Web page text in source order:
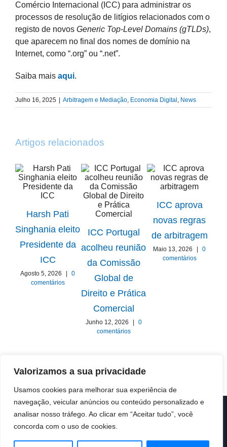
Valorizamos a sua privacidade
Usamos cookies para melhorar sua experiência de
navegação, veicular anúncios ou conteúdo personalizado e
analisar nosso tráfego. Ao clicar em “Aceitar tudo”, você
concorda com o uso de cookies.
Comércio Internacional (ICC) para administrar os
processos de resolução de litígios relacionados com o
registo de novos Generic Top-Level Domains (gTLDs),
que aparecem no final dos nomes de domínio na
Internet, como “.org” ou “.net”.
Saiba mais aqui.
Julho 16, 2025 | Arbitragem e Mediação, Economia Digital, News
Artigos relacionados
Harsh Pati
Singhania eleito
Presidente da
ICC
Agosto 5, 2026 |
0
comentários
ICC Portugal
acolheu reunião
da Comissão
Global de
Direito e Prática
Comercial
Junho 12, 2026 |
0
comentários
ICC aprova
novas regras
de arbitragem
Maio 13, 2026 |
0
comentários
© Copyright 2019 -2026 | ICC Portugal | Todos os direitos
reservados